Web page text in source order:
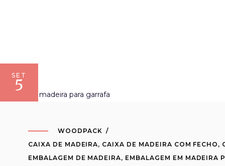
SET
5
WOODPACK
CAIXA DE MADEIRA, CAIXA DE MADEIRA COM FECHO ,
EMBALAGEM DE MADEIRA, EMBALAGEM EM MADEIRA